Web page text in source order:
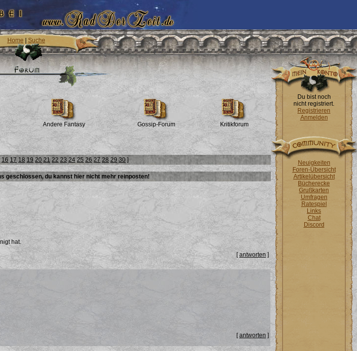
Home Suche
Andere Fantasy Gossip-Forum Kritikforum
16 17 18 19 20 21 22 23 24 25 26 27 28 29 30]
geschlossen, du kannst hier nicht mehr reinposten!
hat.
[antworten ]
[antworten ]
Du bist noch
nicht registriert.
Registrieren
Anmelden
Neuigkeiten
Foren-Übersicht
Artikelübersicht
Bücherecke
Grußkarten
Umfragen
Ratespiel
Links
Chat
Discord